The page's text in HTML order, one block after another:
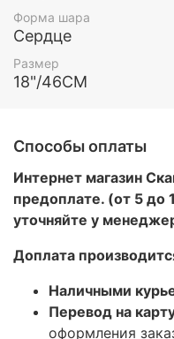
Форма шара
Сердце
Размер
18"/46СМ
Способы оплаты
Интернет магазин
предоплате. (от 5 до
уточняйте у
Доплата
Наличными
Перевод на
оформления